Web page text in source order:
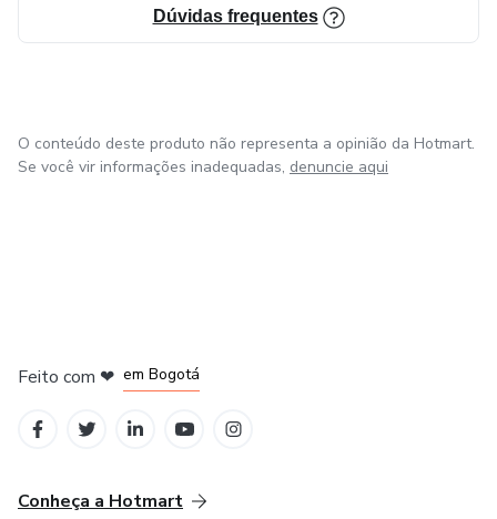
Dúvidas frequentes
O conteúdo deste produto não representa a opinião da Hotmart.
Se você vir informações inadequadas, denuncie aqui
Feito com ❤ em Bogotá
Conheça a Hotmart